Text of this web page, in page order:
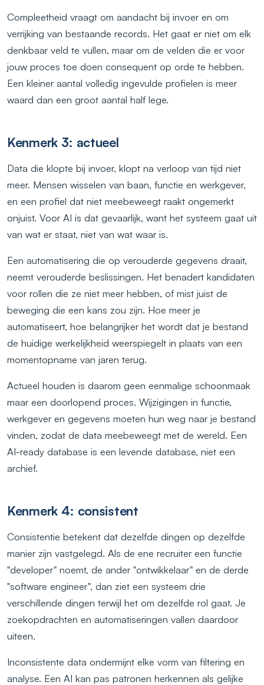
Compleetheid vraagt om aandacht bij invoer en om
verrijking van bestaande records. Het gaat er niet om elk
denkbaar veld te vullen, maar om de velden die er voor
jouw proces toe doen consequent op orde te hebben.
Een kleiner aantal volledig ingevulde profielen is meer
waard dan een groot aantal half lege.
Kenmerk 3: actueel
Data die klopte bij invoer, klopt na verloop van tijd niet
meer. Mensen wisselen van baan, functie en werkgever,
en een profiel dat niet meebeweegt raakt ongemerkt
onjuist. Voor AI is dat gevaarlijk, want het systeem gaat uit
van wat er staat, niet van wat waar is.
Een automatisering die op verouderde gegevens draait,
neemt verouderde beslissingen. Het benadert kandidaten
voor rollen die ze niet meer hebben, of mist juist de
beweging die een kans zou zijn. Hoe meer je
automatiseert, hoe belangrijker het wordt dat je bestand
de huidige werkelijkheid weerspiegelt in plaats van een
momentopname van jaren terug.
Actueel houden is daarom geen eenmalige schoonmaak
maar een doorlopend proces. Wijzigingen in functie,
werkgever en gegevens moeten hun weg naar je bestand
vinden, zodat de data meebeweegt met de wereld. Een
AI-ready database is een levende database, niet een
archief.
Kenmerk 4: consistent
Consistentie betekent dat dezelfde dingen op dezelfde
manier zijn vastgelegd. Als de ene recruiter een functie
"developer" noemt, de ander "ontwikkelaar" en de derde
"software engineer", dan ziet een systeem drie
verschillende dingen terwijl het om dezelfde rol gaat. Je
zoekopdrachten en automatiseringen vallen daardoor
uiteen.
Inconsistente data ondermijnt elke vorm van filtering en
analyse. Een AI kan pas patronen herkennen als gelijke